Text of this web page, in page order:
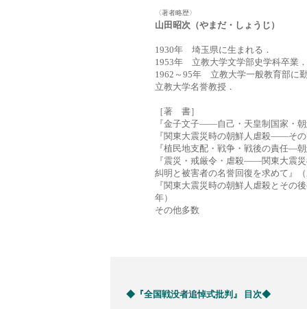
〈著者略歴〉
山田昭次（やまだ・しょうじ）
1930年 埼玉県に生まれる．
1953年 立教大学文学部史学科卒業．
1962～95年 立教大学一般教育部に
立教大学名誉教授．
［著 書］
『金子文子――自己・天皇制国家・
『関東大震災時の朝鮮人虐殺――そ
『植民地支配・戦争・戦後の責任―
『震災・戒厳令・虐殺――関東大震
糾明と被害者の名誉回復を求めて』
『関東大震災時の朝鮮人虐殺とそ
年）
その他多数
◆『全国戦没者追悼式批判』 目次◆